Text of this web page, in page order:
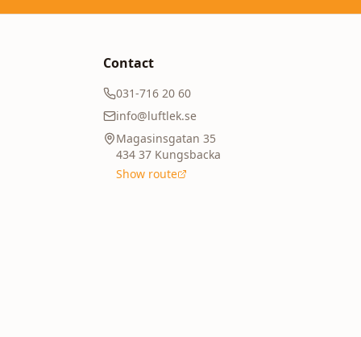
Contact
031-716 20 60
info@luftlek.se
Magasinsgatan 35
434 37 Kungsbacka
Show route